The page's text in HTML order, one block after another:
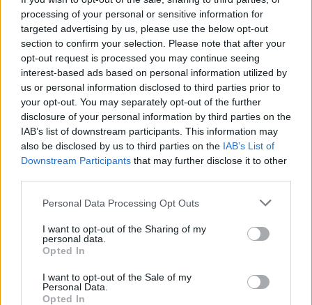
processing of your personal or sensitive information for
targeted advertising by us, please use the below opt-out
section to confirm your selection. Please note that after your
opt-out request is processed you may continue seeing
interest-based ads based on personal information utilized by
us or personal information disclosed to third parties prior to
your opt-out. You may separately opt-out of the further
disclosure of your personal information by third parties on the
IAB’s list of downstream participants. This information may
also be disclosed by us to third parties on the IAB’s List of
Downstream Participants that may further disclose it to other
Personal Data Processing Opt Outs
I want to opt-out of the Sharing of my
personal data.
Opted In
I want to opt-out of the Sale of my
Personal Data.
Opted In
Σελιδοποίηση
Προηγούμενη σελίδα
Current page
Next page
Ροή ειδήσεων Δημοφιλή
13:48
ΓΕΕΘΑ: Υπεγράφη το Κοινό Σχέδιο Δράσης Ελλάδας –
Συνταγή για γαρίδες tempura με κρούστα καρύδας
κτηνιατρική φροντίδα!